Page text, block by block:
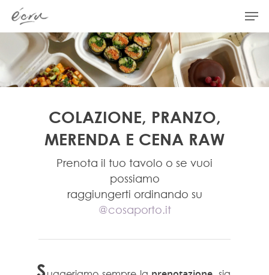
Hit enter to search or ESC to close
COLAZIONE, PRANZO,
MERENDA E CENA RAW
Prenota il tuo tavolo o se vuoi
possiamo
raggiungerti ordinando su
@cosaporto.it
S